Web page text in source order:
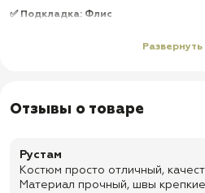
✅ Подкладка: Флис
✅ 8 пуговиц на канадской ленте с
✅ Манжеты на резинке
✅ Резинки в районе запястий
Развернуть
Отзывы о товаре
Рустам
Костюм просто отличный,
Материал прочный, швы